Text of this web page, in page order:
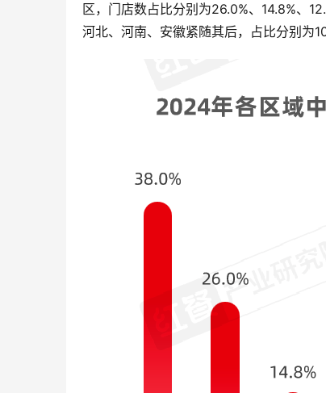
区，门店数占比分别为26.0%、14.8%、
河北、河南、安徽紧随其后，占比分别为